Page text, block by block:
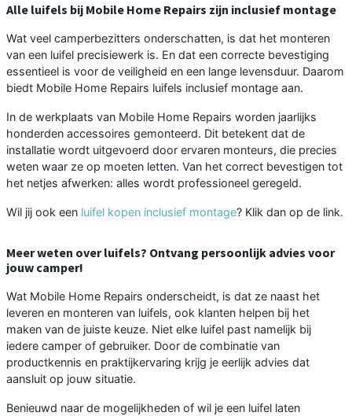
Alle luifels bij Mobile Home Repairs zijn inclusief montage
Wat veel camperbezitters onderschatten, is dat het monteren
van een luifel precisiewerk is. En dat een correcte bevestiging
essentieel is voor de veiligheid en een lange levensduur. Daarom
biedt Mobile Home Repairs luifels inclusief montage aan.
In de werkplaats van Mobile Home Repairs worden jaarlijks
honderden accessoires gemonteerd. Dit betekent dat de
installatie wordt uitgevoerd door ervaren monteurs, die precies
weten waar ze op moeten letten. Van het correct bevestigen tot
het netjes afwerken: alles wordt professioneel geregeld.
Wil jij ook een luifel kopen inclusief montage? Klik dan op de link.
Meer weten over luifels? Ontvang persoonlijk advies voor
jouw camper!
Wat Mobile Home Repairs onderscheidt, is dat ze naast het
leveren en monteren van luifels, ook klanten helpen bij het
maken van de juiste keuze. Niet elke luifel past namelijk bij
iedere camper of gebruiker. Door de combinatie van
productkennis en praktijkervaring krijg je eerlijk advies dat
aansluit op jouw situatie.
Benieuwd naar de mogelijkheden of wil je een luifel laten